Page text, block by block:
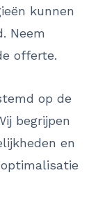
kunnen
Neem
offerte.
op de
begrijpen
en